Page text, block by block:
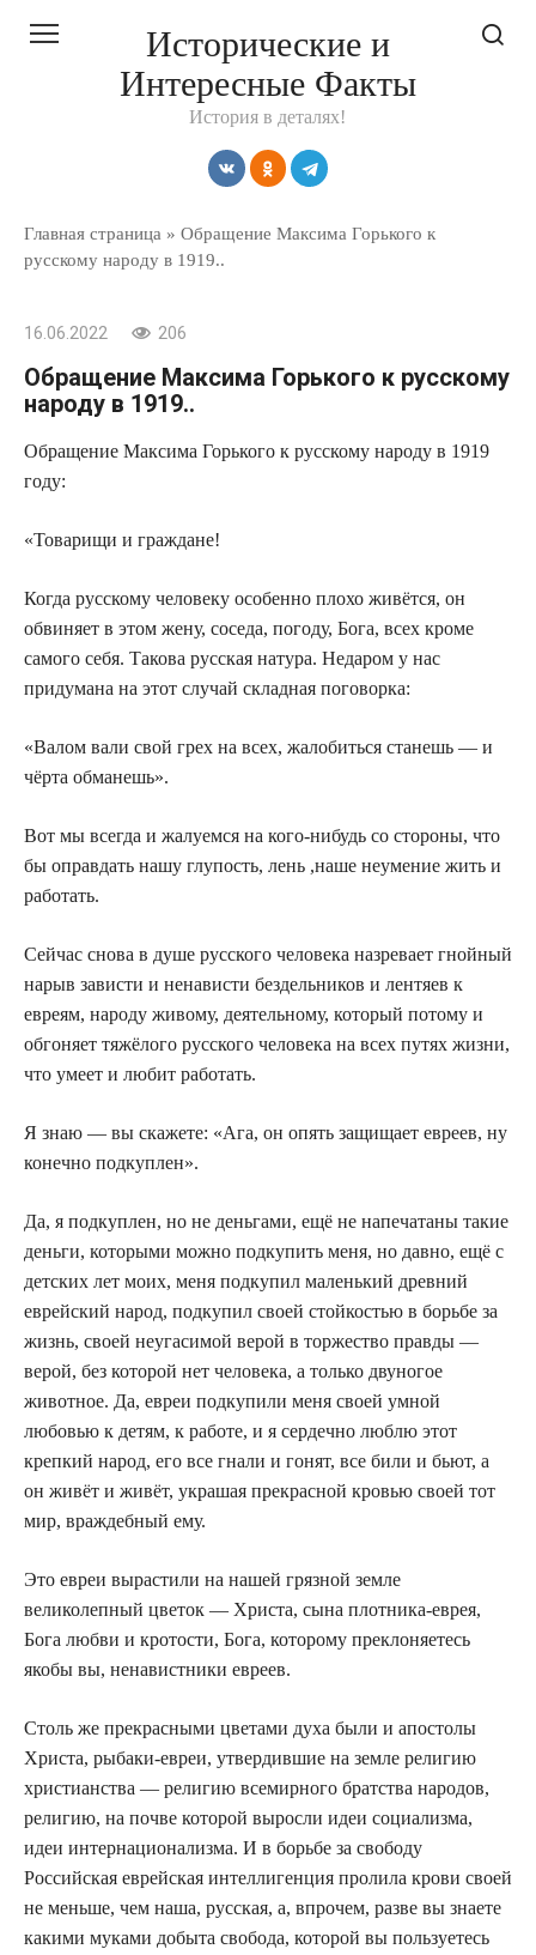
Исторические и
Интересные Факты
История в деталях!
Главная страница » Обращение Максима Горького к
русскому народу в 1919..
16.06.2022 206
Обращение Максима Горького к русскому
народу в 1919..
Обращение Максима Горького к русскому народу в 1919
году:
«Товарищи и граждане!
Когда русскому человеку особенно плохо живётся, он
обвиняет в этом жену, соседа, погоду, Бога, всех кроме
самого себя. Такова русская натура. Недаром у нас
придумана на этот случай складная поговорка:
«Валом вали свой грех на всех, жалобиться станешь — и
чёрта обманешь».
Вот мы всегда и жалуемся на кого-нибудь со стороны, что
бы оправдать нашу глупость, лень ,наше неумение жить и
работать.
Сейчас снова в душе русского человека назревает гнойный
нарыв зависти и ненависти бездельников и лентяев к
евреям, народу живому, деятельному, который потому и
обгоняет тяжёлого русского человека на всех путях жизни,
что умеет и любит работать.
Я знаю — вы скажете: «Ага, он опять защищает евреев, ну
конечно подкуплен».
Да, я подкуплен, но не деньгами, ещё не напечатаны такие
деньги, которыми можно подкупить меня, но давно, ещё с
детских лет моих, меня подкупил маленький древний
еврейский народ, подкупил своей стойкостью в борьбе за
жизнь, своей неугасимой верой в торжество правды —
верой, без которой нет человека, а только двуногое
животное. Да, евреи подкупили меня своей умной
любовью к детям, к работе, и я сердечно люблю этот
крепкий народ, его все гнали и гонят, все били и бьют, а
он живёт и живёт, украшая прекрасной кровью своей тот
мир, враждебный ему.
Это евреи вырастили на нашей грязной земле
великолепный цветок — Христа, сына плотника-еврея,
Бога любви и кротости, Бога, которому преклоняетесь
якобы вы, ненавистники евреев.
Столь же прекрасными цветами духа были и апостолы
Христа, рыбаки-евреи, утвердившие на земле религию
христианства — религию всемирного братства народов,
религию, на почве которой выросли идеи социализма,
идеи интернационализма. И в борьбе за свободу
Российская еврейская интеллигенция пролила крови своей
не меньше, чем наша, русская, а, впрочем, разве вы знаете
какими муками добыта свобода, которой вы пользуетесь